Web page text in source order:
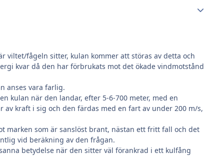
viltet/fågeln sitter, kulan kommer att störas av detta och
kvar då den har förbrukats mot det ökade vindmotstånd
anses vara farlig.
kulan när den landar, efter 5-6-700 meter, med en
kraft i sig och den färdas med en fart av under 200 m/s,
marken som är sanslöst brant, nästan ett fritt fall och det
vid beräkning av den frågan.
betydelse när den sitter väl förankrad i ett kulfång